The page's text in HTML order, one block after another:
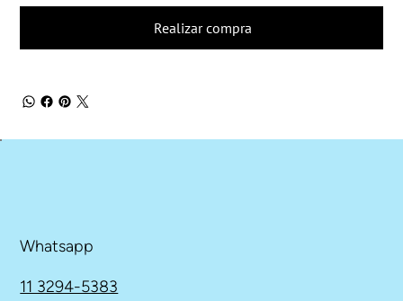
Realizar compra
Whatsapp
11 3294-5383